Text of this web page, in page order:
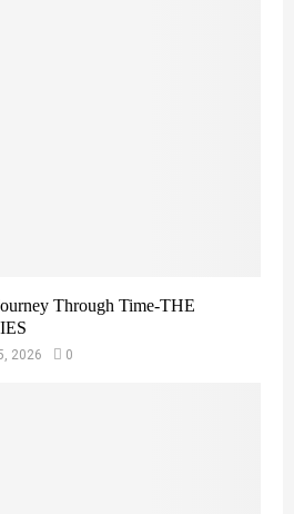
Through Time-THE
2026 0